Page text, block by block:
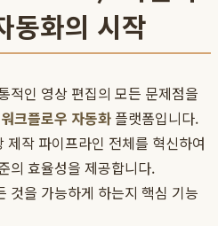
동화의 시작
적인 영상 편집의 모든 문제점을
워크플로우 자동화 플랫폼입니다.
작 파이프라인 전체를 혁신하여
의 효율성을 제공합니다.
것을 가능하게 하는지 핵심 기능